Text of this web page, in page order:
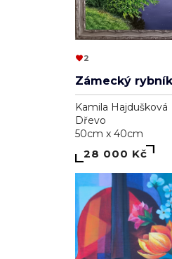
2
Kamila Hajdušková
Dřevo
50cm x 40cm
28 000 Kč